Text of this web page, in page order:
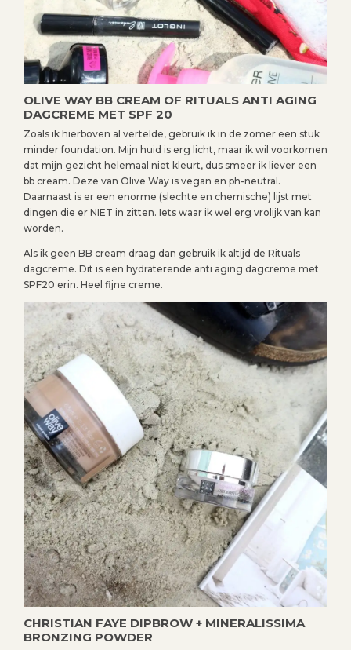
OLIVE WAY BB CREAM OF RITUALS ANTI AGING
DAGCREME MET SPF 20
Zoals ik hierboven al vertelde, gebruik ik in de zomer een stuk
minder foundation. Mijn huid is erg licht, maar ik wil voorkomen
dat mijn gezicht helemaal niet kleurt, dus smeer ik liever een
bb cream. Deze van Olive Way is vegan en ph-neutral.
Daarnaast is er een enorme (slechte en chemische) lijst met
dingen die er NIET in zitten. Iets waar ik wel erg vrolijk van kan
worden.
Als ik geen BB cream draag dan gebruik ik altijd de Rituals
dagcreme. Dit is een hydraterende anti aging dagcreme met
SPF20 erin. Heel fijne creme.
CHRISTIAN FAYE DIPBROW + MINERALISSIMA
BRONZING POWDER